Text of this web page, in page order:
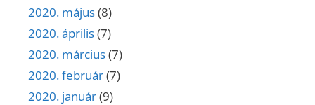
2020. május(8)
2020. április(7)
2020. március(7)
2020. február(7)
2020. január(9)